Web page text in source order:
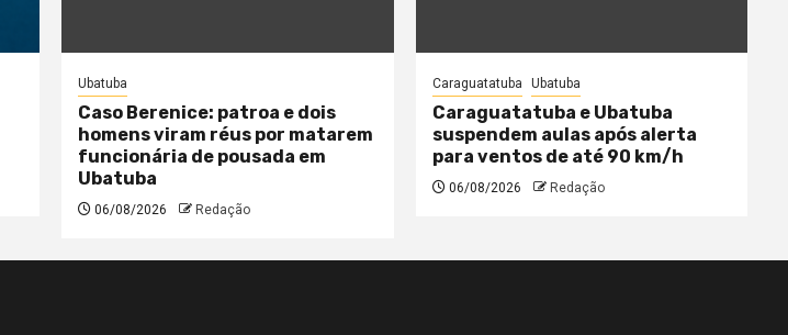
Ubatuba
Caso Berenice: patroa e dois
homens viram réus por matarem
funcionária de pousada em
Ubatuba
06/08/2026 Redação
Caraguatatuba Ubatuba
Caraguatatuba e Ubatuba
suspendem aulas após alerta
para ventos de até 90 km/h
06/08/2026 Redação